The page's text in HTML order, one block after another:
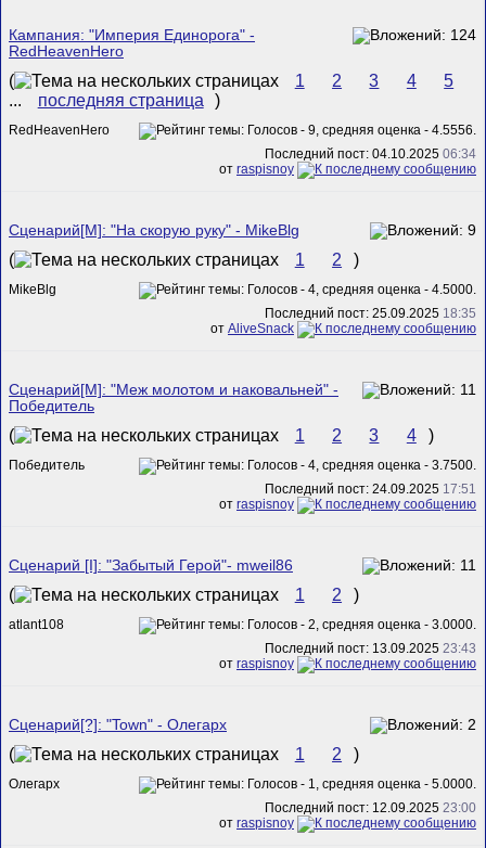
Кампания: "Империя Единорога" -
RedHeavenHero
( 1 2 3 4
5
...
последняя страница )
RedHeavenHero
Последний пост: 04.10.2025 06:34
от raspisnoy
Сценарий[M]: "На скорую руку" - MikeBlg
( 1 2 )
MikeBlg
Последний пост: 25.09.2025 18:35
от AliveSnack
Сценарий[M]: "Меж молотом и наковальней" -
Победитель
( 1 2 3 4 )
Победитель
Последний пост: 24.09.2025 17:51
от raspisnoy
Сценарий [I]: "Забытый Герой"- mweil86
( 1 2 )
atlant108
Последний пост: 13.09.2025 23:43
от raspisnoy
Сценарий[?]: "Town" - Олегарх
( 1 2 )
Олегарх
Последний пост: 12.09.2025 23:00
от raspisnoy